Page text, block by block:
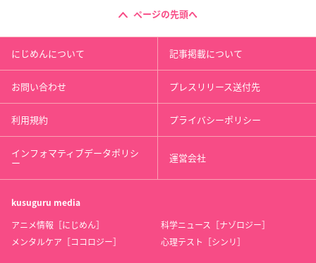
ページの先頭へ
にじめんについて 記事掲載について
お問い合わせ プレスリリース送付先
利用規約 プライバシーポリシー
インフォマティブデータポリシ
ー 運営会社
kusuguru media
アニメ情報［にじめん］
科学ニュース［ナゾロジー］
メンタルケア［ココロジー］
心理テスト［シンリ］